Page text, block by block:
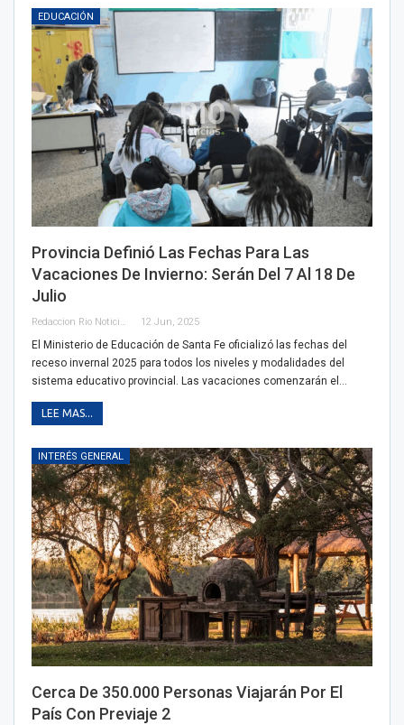
EDUCACIÓN
Provincia Definió Las Fechas Para Las
Vacaciones De Invierno: Serán Del 7 Al 18 De
Julio
Redaccion Rio Noticias 12 Jun, 2025
El Ministerio de Educación de Santa Fe oficializó las fechas del
receso invernal 2025 para todos los niveles y modalidades del
sistema educativo provincial. Las vacaciones comenzarán el…
LEE MAS...
INTERÉS GENERAL
Cerca De 350.000 Personas Viajarán Por El
País Con Previaje 2